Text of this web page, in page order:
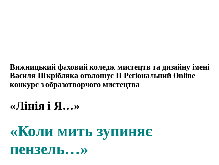
Вижницький фаховий коледж мистецтв та дизайну імені
Василя Шкрібляка оголошує ІІ Регіональний Online
конкурс з образотворчого мистецтва
«Лінія і Я…»
«Коли мить зупиняє
пензель…»